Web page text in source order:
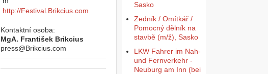
http://Festival.Brikcius.com
Kontaktní osoba:
MgA. František Brikcius
press@Brikcius.com
Sasko
Zedník / Omítkář /
Pomocný dělník na
stavbě (m/ž), Sasko
LKW Fahrer im Nah-
und Fernverkehr -
Neuburg am Inn (bei